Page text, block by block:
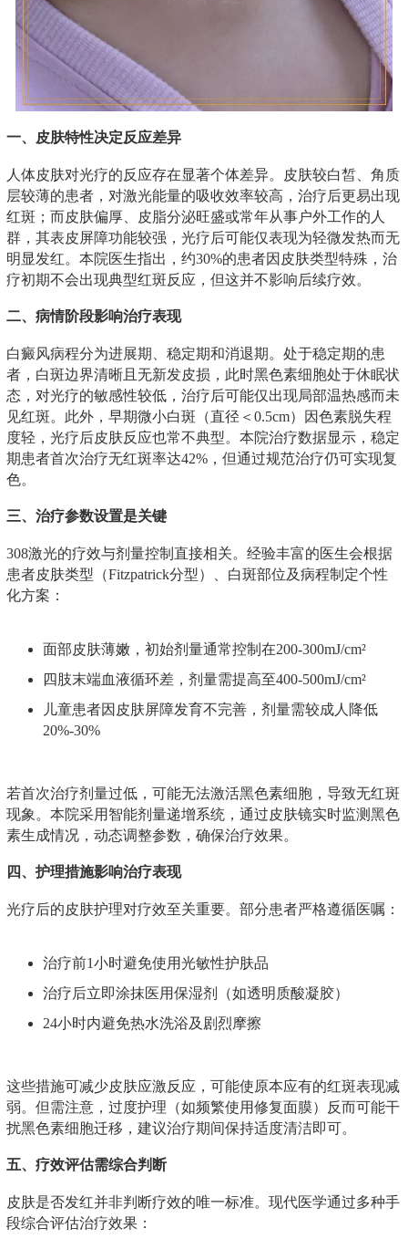
一、皮肤特性决定反应差异
人体皮肤对光疗的反应存在显著个体差异。皮肤较白皙、角质
层较薄的患者，对激光能量的吸收效率较高，治疗后更易出现
红斑；而皮肤偏厚、皮脂分泌旺盛或常年从事户外工作的人
群，其表皮屏障功能较强，光疗后可能仅表现为轻微发热而无
明显发红。本院医生指出，约30%的患者因皮肤类型特殊，治
疗初期不会出现典型红斑反应，但这并不影响后续疗效。
二、病情阶段影响治疗表现
白癜风病程分为进展期、稳定期和消退期。处于稳定期的患
者，白斑边界清晰且无新发皮损，此时黑色素细胞处于休眠状
态，对光疗的敏感性较低，治疗后可能仅出现局部温热感而未
见红斑。此外，早期微小白斑（直径＜0.5cm）因色素脱失程
度轻，光疗后皮肤反应也常不典型。本院治疗数据显示，稳定
期患者首次治疗无红斑率达42%，但通过规范治疗仍可实现复
色。
三、治疗参数设置是关键
308激光的疗效与剂量控制直接相关。经验丰富的医生会根据
患者皮肤类型（Fitzpatrick分型）、白斑部位及病程制定个性
化方案：
面部皮肤薄嫩，初始剂量通常控制在200-300mJ/cm²
四肢末端血液循环差，剂量需提高至400-500mJ/cm²
儿童患者因皮肤屏障发育不完善，剂量需较成人降低
20%-30%
若首次治疗剂量过低，可能无法激活黑色素细胞，导致无红斑
现象。本院采用智能剂量递增系统，通过皮肤镜实时监测黑色
素生成情况，动态调整参数，确保治疗效果。
四、护理措施影响治疗表现
光疗后的皮肤护理对疗效至关重要。部分患者严格遵循医嘱：
治疗前1小时避免使用光敏性护肤品
治疗后立即涂抹医用保湿剂（如透明质酸凝胶）
24小时内避免热水洗浴及剧烈摩擦
这些措施可减少皮肤应激反应，可能使原本应有的红斑表现减
弱。但需注意，过度护理（如频繁使用修复面膜）反而可能干
扰黑色素细胞迁移，建议治疗期间保持适度清洁即可。
五、疗效评估需综合判断
皮肤是否发红并非判断疗效的唯一标准。现代医学通过多种手
段综合评估治疗效果：